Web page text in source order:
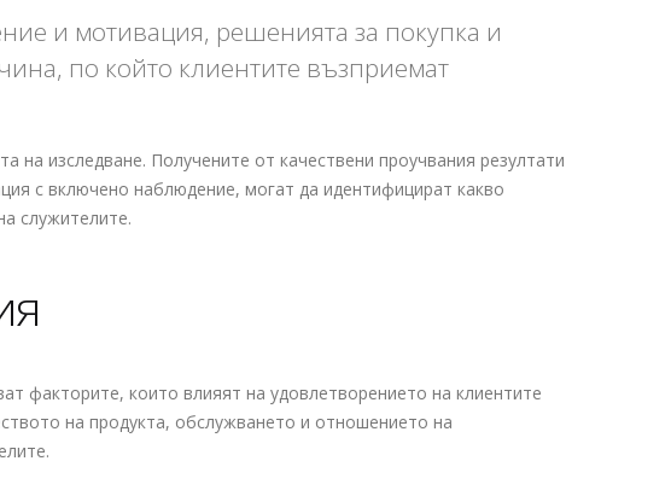
и мотивация, решенията за покупка и
по който клиентите възприемат
на изследване. Получените от качествени проучвания резултати
с включено наблюдение, могат да идентифицират какво
служителите.
факторите, които влияят на удовлетворението на клиентите
на продукта, обслужването и отношението на